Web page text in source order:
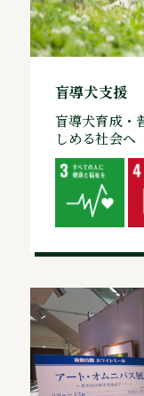
盲導犬支援
盲導犬育成・
しめる社会へ